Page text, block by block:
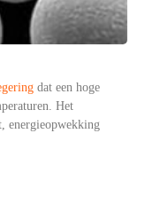
dat een hoge
Het
energieopwekking